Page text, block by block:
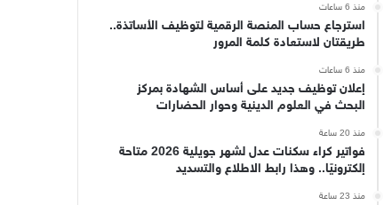
منذ 6 ساعات
استرجاع حساب المنصة الرقمية لتوظيف الأساتذة..
طريقتان لاستعادة كلمة المرور
منذ 6 ساعات
إعلان توظيف جديد على أساس الشهادة بمركز
البحث في العلوم الدينية وحوار الحضارات
منذ 20 ساعة
فواتير كراء سكنات عدل لشهر جويلية 2026 متاحة
إلكترونيًا.. وهذا رابط الاطلاع والتسديد
منذ 23 ساعة